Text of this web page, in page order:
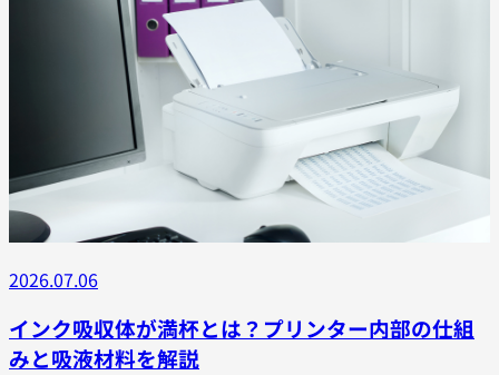
2026.07.06
インク吸収体が満杯とは？プリンター内部の仕組
みと吸液材料を解説